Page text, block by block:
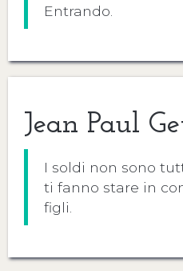
Entrando.
Jean Paul
I soldi non sono
ti fanno stare in
figli.